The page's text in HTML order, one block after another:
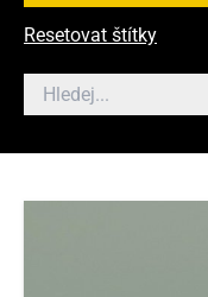
Resetovat štítky